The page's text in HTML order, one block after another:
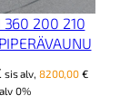
360 200 210
sis alv, 8200,00€
alv 0%